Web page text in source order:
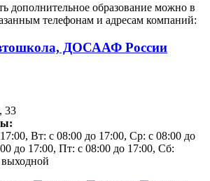
дополнительное образование можно в
телефонам и адресам компаний:
ДОСААФ России
33
Вт: с 08:00 до 17:00, Ср: с 08:00 до
до 17:00, Пт: с 08:00 до 17:00, Сб: